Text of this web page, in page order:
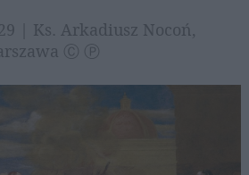
| Ks. Arkadiusz Nocoń,
Ⓒ Ⓟ